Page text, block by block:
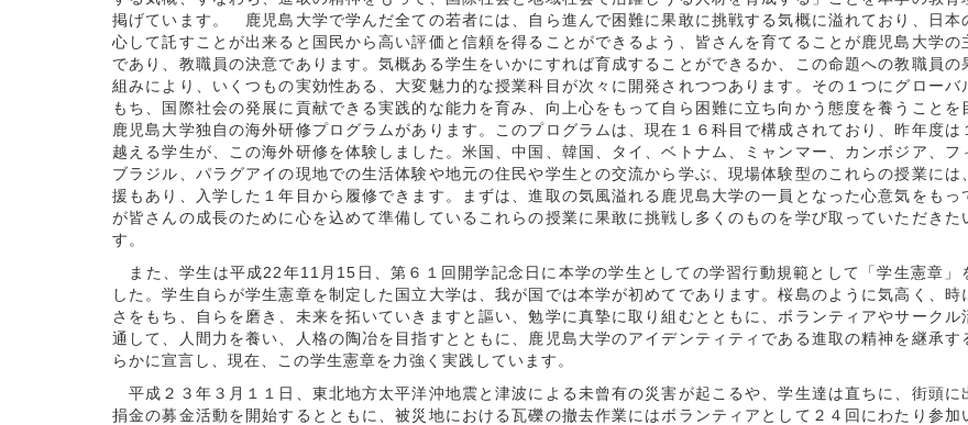
掲げています。 鹿児島大学で学んだ全ての若者には、自ら進んで困難に果敢に挑戦する気概に溢れており、日本
心して託すことが出来ると国民から高い評価と信頼を得ることができるよう、皆さんを育てることが鹿児島大学の
であり、教職員の決意であります。気概ある学生をいかにすれば育成することができるか、この命題への教職員の
組みにより、いくつもの実効性ある、大変魅力的な授業科目が次々に開発されつつあります。その１つにグローバ
もち、国際社会の発展に貢献できる実践的な能力を育み、向上心をもって自ら困難に立ち向かう態度を養うことを
鹿児島大学独自の海外研修プログラムがあります。このプログラムは、現在１６科目で構成されており、昨年度は
越える学生が、この海外研修を体験しました。米国、中国、韓国、タイ、ベトナム、ミャンマー、カンボジア、フ
ブラジル、パラグアイの現地での生活体験や地元の住民や学生との交流から学ぶ、現場体験型のこれらの授業には
援もあり、入学した１年目から履修できます。まずは、進取の気風溢れる鹿児島大学の一員となった心意気をもっ
が皆さんの成長のために心を込めて準備しているこれらの授業に果敢に挑戦し多くのものを学び取っていただきた
す。
また、学生は平成22年11月15日、第６１回開学記念日に本学の学生としての学習行動規範として「学生憲章」
した。学生自らが学生憲章を制定した国立大学は、我が国では本学が初めてであります。桜島のように気高く、時
さをもち、自らを磨き、未来を拓いていきますと謳い、勉学に真摯に取り組むとともに、ボランティアやサークル
通して、人間力を養い、人格の陶冶を目指すとともに、鹿児島大学のアイデンティティである進取の精神を継承す
らかに宣言し、現在、この学生憲章を力強く実践しています。
平成２３年３月１１日、東北地方太平洋沖地震と津波による未曾有の災害が起こるや、学生達は直ちに、街頭に
捐金の募金活動を開始するとともに、被災地における瓦礫の撤去作業にはボランティアとして２４回にわたり参加